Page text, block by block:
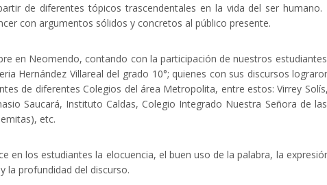
de diferentes tópicos trascendentales en la vida del ser humano.
con argumentos sólidos y concretos al público presente.
en Neomendo, contando con la participación de nuestros
Hernández Villareal del grado 10°; quienes con sus discursos
de diferentes Colegios del área Metropolita, entre estos: Virrey
Saucará, Instituto Caldas, Colegio Integrado Nuestra Señora de
etc.
en los estudiantes la elocuencia, el buen uso de la palabra, la
la profundidad del discurso.